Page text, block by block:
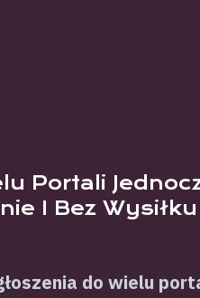
Portali
I Bez Wysiłku
do wielu